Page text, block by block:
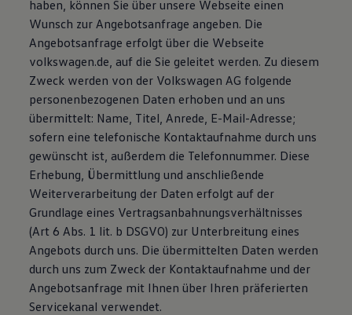
haben, können Sie über unsere Webseite einen
Wunsch zur Angebotsanfrage angeben. Die
Angebotsanfrage erfolgt über die Webseite
volkswagen.de, auf die Sie geleitet werden. Zu diesem
Zweck werden von der Volkswagen AG folgende
personenbezogenen Daten erhoben und an uns
übermittelt: Name, Titel, Anrede, E-Mail-Adresse;
sofern eine telefonische Kontaktaufnahme durch uns
gewünscht ist, außerdem die Telefonnummer. Diese
Erhebung, Übermittlung und anschließende
Weiterverarbeitung der Daten erfolgt auf der
Grundlage eines Vertragsanbahnungsverhältnisses
(Art 6 Abs. 1 lit. b DSGVO) zur Unterbreitung eines
Angebots durch uns. Die übermittelten Daten werden
durch uns zum Zweck der Kontaktaufnahme und der
Angebotsanfrage mit Ihnen über Ihren präferierten
Servicekanal verwendet.